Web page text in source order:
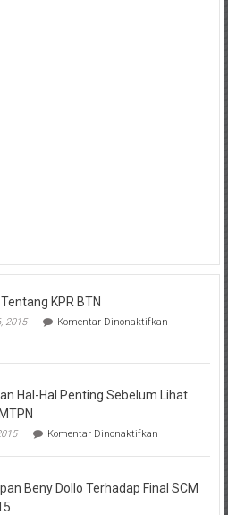
KPR BTN
2015 Komentar Dinonaktifkanpada
KPR
Hal-Hal Penting Sebelum Lihat
Komentar Dinonaktifkanpada
Hal-
Penting
Beny Dollo Terhadap Final SCM